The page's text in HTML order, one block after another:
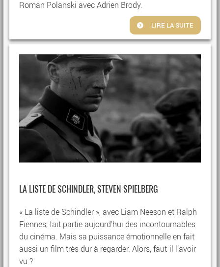
Roman Polanski avec Adrien Brody.
LIRE LA SUITE
LA LISTE DE SCHINDLER, STEVEN SPIELBERG
« La liste de Schindler », avec Liam Neeson et Ralph
Fiennes, fait partie aujourd’hui des incontournables
du cinéma. Mais sa puissance émotionnelle en fait
aussi un film très dur à regarder. Alors, faut-il l’avoir
vu ?